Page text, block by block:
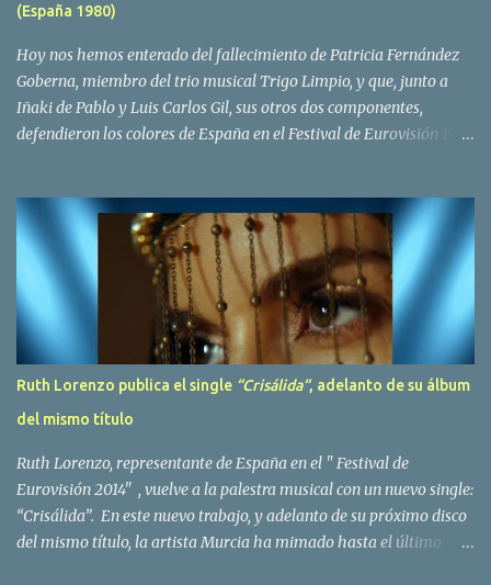
Yolanda Hoyos. Con los cuatro surgió en el año 1982 el grupo
(España 1980)
Hoy nos hemos enterado del fallecimiento de Patricia Fernández
Goberna, miembro del trio musical Trigo Limpio, y que, junto a
Iñaki de Pablo y Luis Carlos Gil, sus otros dos componentes,
defendieron los colores de España en el Festival de Eurovisión 1980
padeciendo desde hace tiempo. Patricia Fernández Goberna,
nacida en 1957, entró a formar parte de la formación musical
antes mencionada en el año 1979 sustituyendo a Amaya Saizar. Es
el año 1980 cuando son elegidos para representar a España en
Dublín donde, con su tema Quedate esta noche, obtienen el puesto
12 de 19 países. Tras esta participación graban en Estados Unidos
el disco Entrañablemente , abriendole las puertas del éxito en
America Latina, en especial en Mexico, en donde pasan largas
temporadas. En Trigo Limpio permanecerá hasta el año 1988,
Ruth Lorenzo publica el single “Crisálida“, adelanto de su álbum
del mismo título
Ruth Lorenzo, representante de España en el " Festival de
Eurovisión 2014" , vuelve a la palestra musical con un nuevo single:
“Crisálida”. En este nuevo trabajo, y adelanto de su próximo disco
del mismo título, la artista Murcia ha mimado hasta el último